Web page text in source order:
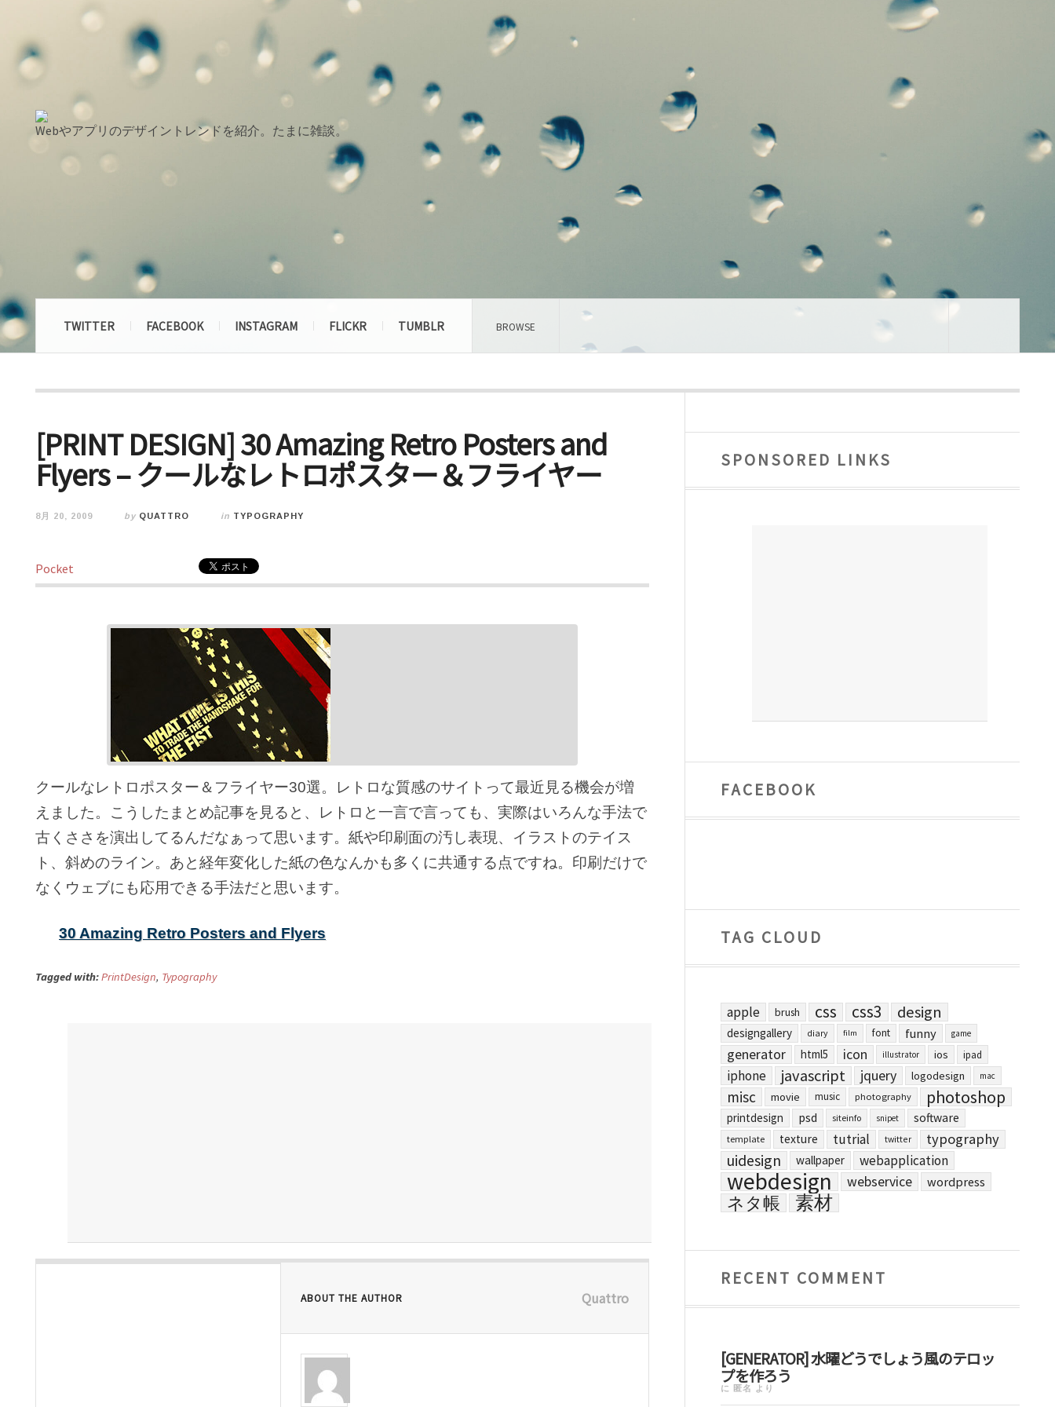
Webやアプリのデザイントレンドを紹介。たまに雑談。
TWITTER FACEBOOK INSTAGRAM FLICKR TUMBLR BROWSE
[PRINT DESIGN] 30 Amazing Retro Posters and
Flyers – クールなレトロポスター＆フライヤー
8月 20, 2009 by QUATTRO in TYPOGRAPHY
Pocket
クールなレトロポスター＆フライヤー30選。レトロな質感のサイトって最近見る機会が増
えました。こうしたまとめ記事を見ると、レトロと一言で言っても、実際はいろんな手法で
古くささを演出してるんだなぁって思います。紙や印刷面の汚し表現、イラストのテイス
ト、斜めのライン。あと経年変化した紙の色なんかも多くに共通する点ですね。印刷だけで
なくウェブにも応用できる手法だと思います。
30 Amazing Retro Posters and Flyers
Tagged with:PrintDesign, Typography
ABOUT THE AUTHOR Quattro
SPONSORED LINKS
FACEBOOK
TAG CLOUD
apple brush css css3 design
designgallery diary film font funny game
generator html5 icon illustrator ios ipad
iphone javascript jquery logodesign mac
misc movie music photography photoshop
printdesign psd siteinfo snipet software
template texture tutrial twitter typography
uidesign wallpaper webapplication
webdesign webservice wordpress
ネタ帳 素材
RECENT COMMENT
[GENERATOR] 水曜どうでしょう風のテロッ
プを作ろう
に 匿名 より